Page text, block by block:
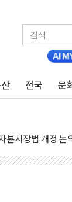
전국 문
이터센터·모빌
대시↑ VS 샌디
조세...웨스턴디지
점검회의